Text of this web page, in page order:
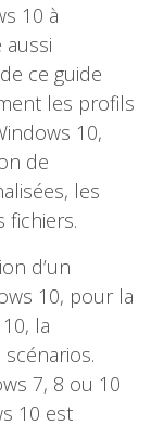
10 à
aussi
ce guide
les profils
10,
de
les
fichiers.
d’un
10, pour la
la
7, 8 ou 10
10 est